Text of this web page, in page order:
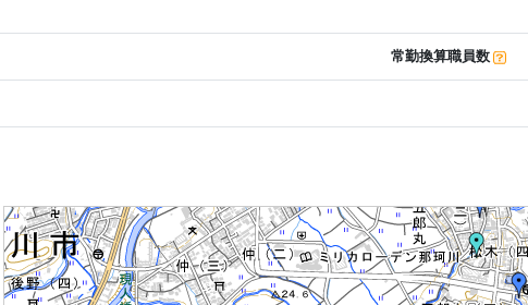
常勤換算職員数